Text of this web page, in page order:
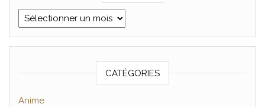
Archives
CATÉGORIES
Anime